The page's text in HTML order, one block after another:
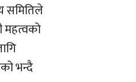
समितिले
महत्वको
भन्दै